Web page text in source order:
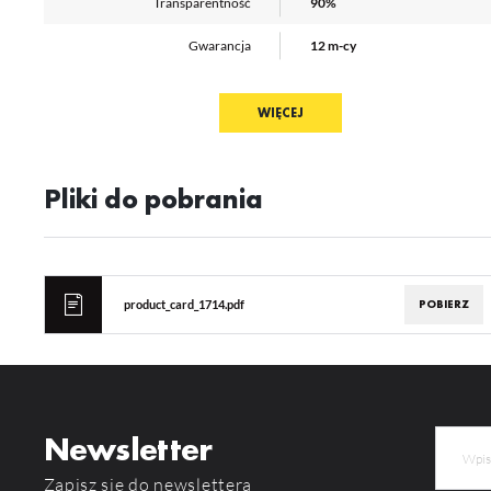
Gwarancja 12 m-cy
WIĘCEJ
Pliki do pobrania
product_card_1714.pdf POBIERZ
Newsletter
Zapisz się do newslettera